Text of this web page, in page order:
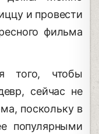
и провести
фильма
того, чтобы
сейчас не
поскольку в
популярными